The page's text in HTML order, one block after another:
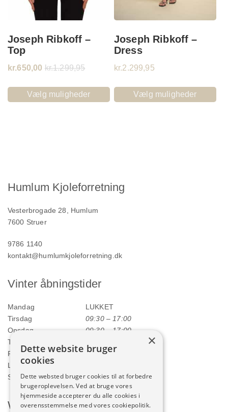
Joseph Ribkoff –
Top
kr.650,00 kr.1.299,95
Vælg muligheder
Joseph Ribkoff –
Dress
kr.2.299,95
Vælg muligheder
Humlum Kjoleforretning
Vesterbrogade 28, Humlum
7600 Struer
9786 1140
kontakt@humlumkjoleforretning.dk
Vinter åbningstider
Mandag
LUKKET
Tirsdag
09:30 – 17:00
Onsdag
09:30 – 17:00
Torsdag
Fredag
09:30 – 17:00
Lørdag
Søndag
LUKKET
Webshop
×
Dette website bruger
cookies
Dette websted bruger cookies til at forbedre
brugeroplevelsen. Ved at bruge vores
hjemmeside accepterer du alle cookies i
overensstemmelse med vores cookiepolitik.